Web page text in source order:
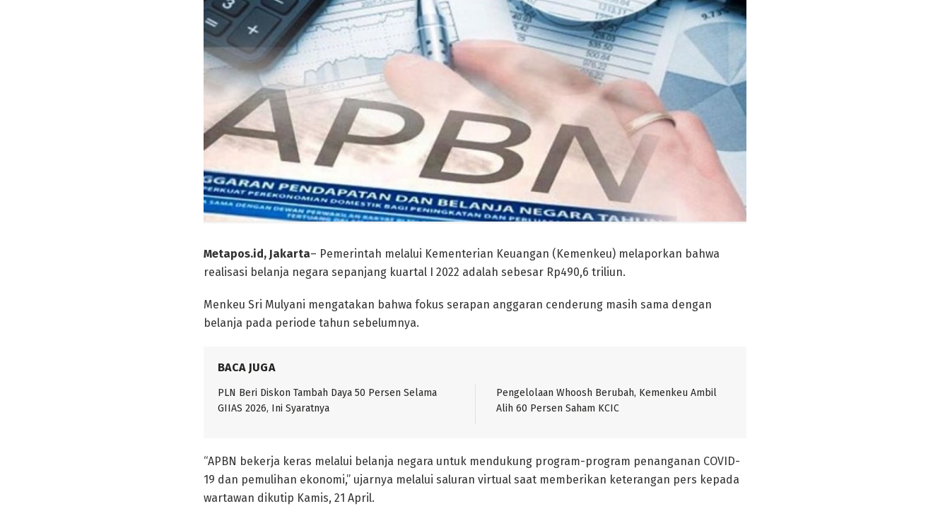
Metapos.id, Jakarta– Pemerintah melalui Kementerian Keuangan (Kemenkeu) melaporkan bahwa
realisasi belanja negara sepanjang kuartal I 2022 adalah sebesar Rp490,6 triliun.
Menkeu Sri Mulyani mengatakan bahwa fokus serapan anggaran cenderung masih sama dengan
belanja pada periode tahun sebelumnya.
BACA JUGA
PLN Beri Diskon Tambah Daya 50 Persen Selama
GIIAS 2026, Ini Syaratnya
Pengelolaan Whoosh Berubah, Kemenkeu Ambil
Alih 60 Persen Saham KCIC
“APBN bekerja keras melalui belanja negara untuk mendukung program-program penanganan COVID-
19 dan pemulihan ekonomi,” ujarnya melalui saluran virtual saat memberikan keterangan pers kepada
wartawan dikutip Kamis, 21 April.